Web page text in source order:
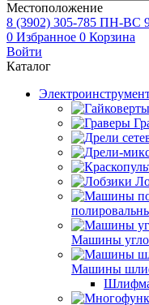
Местоположение
8 (3902) 305-785 ПН-ВС
0 Избранное 0 Корзина
Войти
Каталог
Машины
Машины